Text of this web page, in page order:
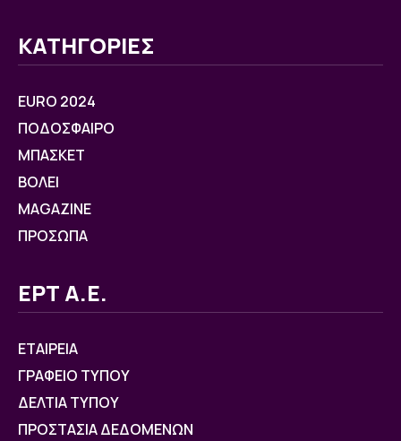
ΚΑΤΗΓΟΡΙΕΣ
EURO 2024
ΠΟΔΟΣΦΑΙΡΟ
ΜΠΑΣΚΕΤ
ΒOΛΕΙ
MAGAZINE
ΠΡΟΣΩΠΑ
ΕΡΤ Α.Ε.
ΕΤΑΙΡΕΙΑ
ΓΡΑΦΕΙΟ ΤΥΠΟΥ
ΔΕΛΤΙΑ ΤΥΠΟΥ
ΠΡΟΣΤΑΣΙΑ ΔΕΔΟΜΕΝΩΝ